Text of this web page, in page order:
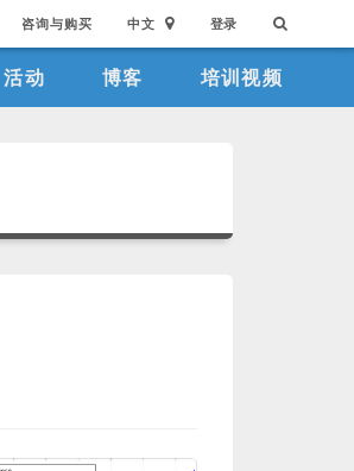
咨询与购买 中文 登录
活动 博客 培训视频